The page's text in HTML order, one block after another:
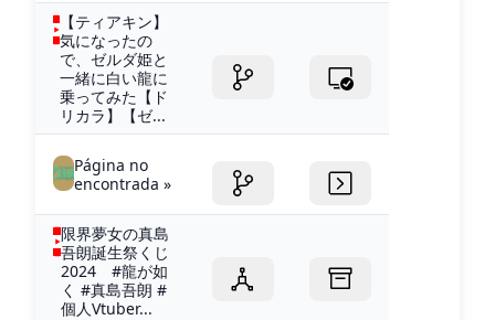
【ティアキン】
気になったの
で、ゼルダ姫と
一緒に白い龍に
乗ってみた【ド
リカラ】【ゼ...
Página no
encontrada »
限界夢女の真島
吾朗誕生祭くじ
2024 #龍が如
く #真島吾朗 #
個人Vtuber...